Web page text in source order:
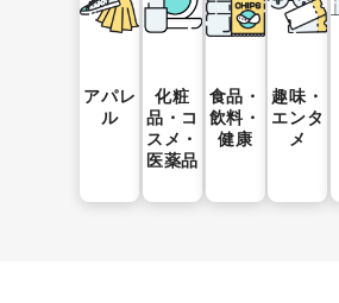
アパレ
ル
化粧
品・コ
スメ・
医薬品
食品・
飲料・
健康
趣味・
エンタ
メ